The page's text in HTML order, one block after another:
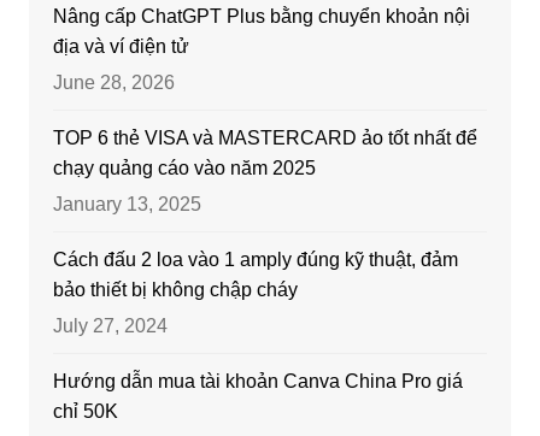
Nâng cấp ChatGPT Plus bằng chuyển khoản nội
địa và ví điện tử
June 28, 2026
TOP 6 thẻ VISA và MASTERCARD ảo tốt nhất để
chạy quảng cáo vào năm 2025
January 13, 2025
Cách đấu 2 loa vào 1 amply đúng kỹ thuật, đảm
bảo thiết bị không chập cháy
July 27, 2024
Hướng dẫn mua tài khoản Canva China Pro giá
chỉ 50K